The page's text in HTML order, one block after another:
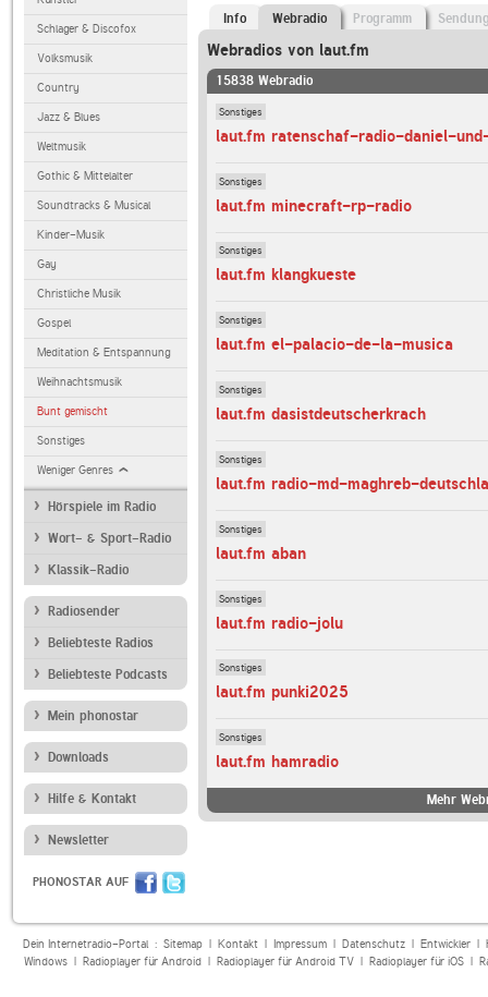
Schlager & Discofox
Volksmusik
Country
Jazz & Blues
Weltmusik
Gothic & Mittelalter
Soundtracks & Musical
Kinder-Musik
Gay
Christliche Musik
Gospel
Meditation & Entspannung
Weihnachtsmusik
Bunt gemischt
Sonstiges
Weniger Genres
Hörspiele im Radio
Wort- & Sport-Radio
Klassik-Radio
Radiosender
Beliebteste Radios
Beliebteste Podcasts
Mein phonostar
Downloads
Hilfe & Kontakt
Newsletter
PHONOSTAR AUF
Info Webradio Programm
Webradios von laut.fm
15838 Webradio
Sonstiges
laut.fm ratenschaf-radio-daniel-
Sonstiges
laut.fm minecraft-rp-radio
Sonstiges
laut.fm klangkueste
Sonstiges
laut.fm el-palacio-de-la-musica
Sonstiges
laut.fm dasistdeutscherkrach
Sonstiges
laut.fm radio-md-maghreb-
Sonstiges
laut.fm aban
Sonstiges
laut.fm radio-jolu
Sonstiges
laut.fm punki2025
Sonstiges
laut.fm hamradio
Mehr
Dein Internetradio-Portal : Sitemap| Kontakt| Impressum| Datenschutz| Entwickler|
Windows| Radioplayer für Android| Radioplayer für Android TV| Radioplayer für iOS|